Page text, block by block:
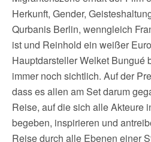
Herkunft, Gender,
Qurbanis Berlin, wenngleich
ist und Reinhold ein weißer
Hauptdarsteller Welket Bungué
immer noch sichtlich. Auf der
dass es allen am Set darum
Reise, auf die sich alle Akteure
begeben, inspirieren und
Reise durch alle Ebenen einer